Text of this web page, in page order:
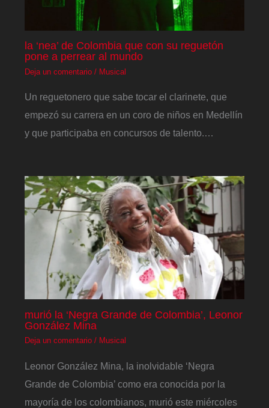
la ‘nea’ de Colombia que con su reguetón
pone a perrear al mundo
Deja un comentario / Musical
Un reguetonero que sabe tocar el clarinete, que
empezó su carrera en un coro de niños en Medellín
y que participaba en concursos de talento.…
murió la ‘Negra Grande de Colombia’, Leonor
González Mina
Deja un comentario / Musical
Leonor González Mina, la inolvidable ‘Negra
Grande de Colombia’ como era conocida por la
mayoría de los colombianos, murió este miércoles